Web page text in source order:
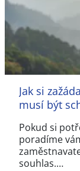
Jak si
musí být
Pokud si
poradíme
souhlas.…